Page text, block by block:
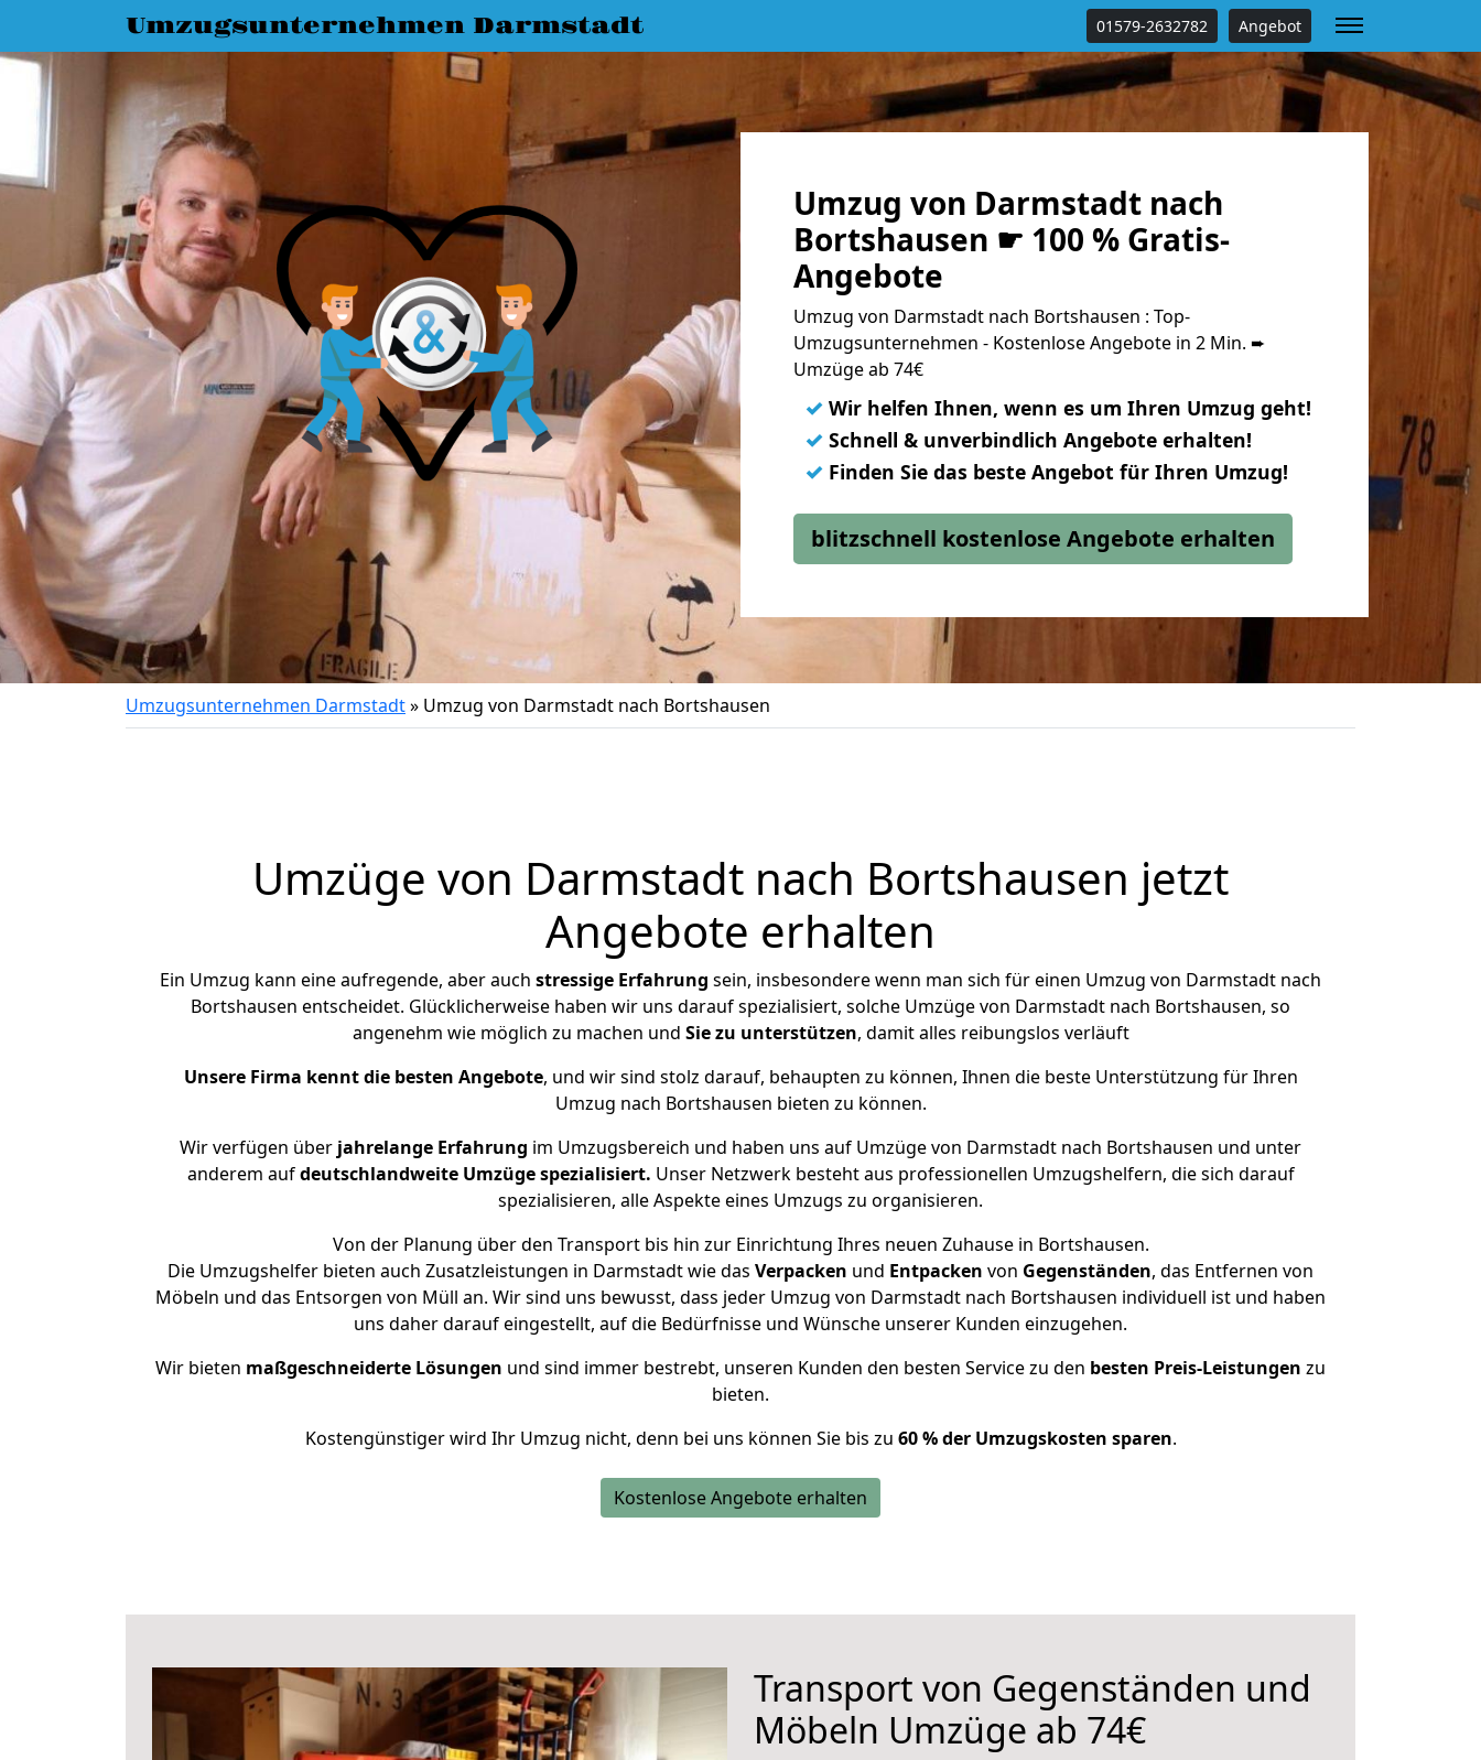
Umzugsunternehmen Darmstadt 01579-2632782 Angebot
Umzug von Darmstadt nach
Bortshausen ☛ 100 % Gratis-
Angebote
Umzug von Darmstadt nach Bortshausen : Top-
Umzugsunternehmen - Kostenlose Angebote in 2 Min. ➨
Umzüge ab 74€
✓ Wir helfen Ihnen, wenn es um Ihren Umzug geht!
✓ Schnell & unverbindlich Angebote erhalten!
✓ Finden Sie das beste Angebot für Ihren Umzug!
blitzschnell kostenlose Angebote erhalten
Umzugsunternehmen Darmstadt» Umzug von Darmstadt nach Bortshausen
Umzüge von Darmstadt nach Bortshausen jetzt
Angebote erhalten
Ein Umzug kann eine aufregende, aber auch stressige Erfahrung sein, insbesondere wenn man sich für einen Umzug von Darmstadt nach
Bortshausen entscheidet. Glücklicherweise haben wir uns darauf spezialisiert, solche Umzüge von Darmstadt nach Bortshausen, so
angenehm wie möglich zu machen und Sie zu unterstützen, damit alles reibungslos verläuft
Unsere Firma kennt die besten Angebote, und wir sind stolz darauf, behaupten zu können, Ihnen die beste Unterstützung für Ihren
Umzug nach Bortshausen bieten zu können.
Wir verfügen über jahrelange Erfahrung im Umzugsbereich und haben uns auf Umzüge von Darmstadt nach Bortshausen und unter
anderem aufdeutschlandweite Umzüge spezialisiert. Unser Netzwerk besteht aus professionellen Umzugshelfern, die sich darauf
spezialisieren, alle Aspekte eines Umzugs zu organisieren.
Von der Planung über den Transport bis hin zur Einrichtung Ihres neuen Zuhause in Bortshausen.
Die Umzugshelfer bieten auch Zusatzleistungen in Darmstadt wie das Verpacken und Entpacken von Gegenständen, das Entfernen von
Möbeln und das Entsorgen von Müll an. Wir sind uns bewusst, dass jeder Umzug von Darmstadt nach Bortshausen individuell ist und haben
uns daher darauf eingestellt, auf die Bedürfnisse und Wünsche unserer Kunden einzugehen.
Wir bieten maßgeschneiderte Lösungen und sind immer bestrebt, unseren Kunden den besten Service zu den besten Preis-Leistungen zu
bieten.
Kostengünstiger wird Ihr Umzug nicht, denn bei uns können Sie bis zu 60 % der Umzugskosten sparen.
Kostenlose Angebote erhalten
Transport von Gegenständen und
Möbeln Umzüge ab 74€